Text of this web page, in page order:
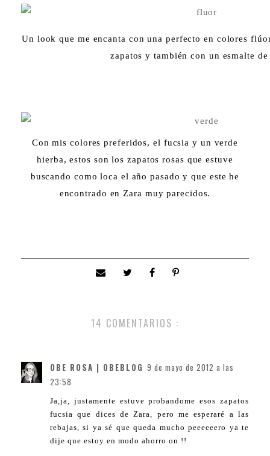
Un look que me encanta con una perfecto en colores
zapatos y también con un esmalte
Con mis colores preferidos, el fucsia y un verde
hierba, estos son los zapatos rosas que estuve
buscando como loca el año pasado y que este he
encontrado en Zara muy parecidos.
14 COMENTARIOS :
OBE ROSA | OBEBLOG 9 de mayo de 2012 a las
23:58
Ja,ja, justamente estuve probandome esos zapatos
fucsia que dices de Zara, pero me esperaré a las
rebajas, si ya sé que queda mucho peeeeeero ya te
dije que estoy en modo ahorro on !!